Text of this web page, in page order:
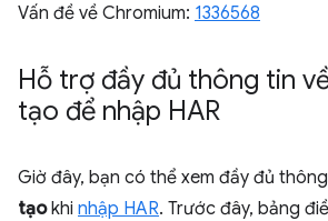
Vấn đề về Chromium: 1336568
Hỗ trợ đầy đủ thông tin
tạo để nhập HAR
Giờ đây, bạn có thể xem đầy đủ
tạokhi nhập HAR. Trước đây, bảng